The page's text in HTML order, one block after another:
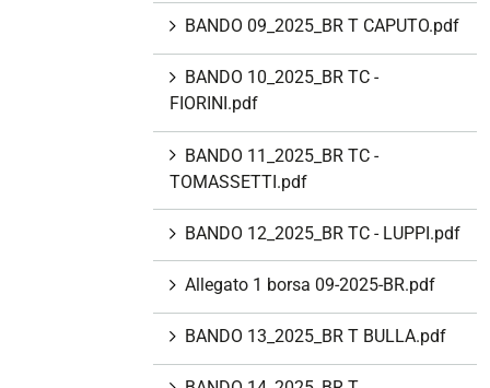
BANDO 09_2025_BR T CAPUTO.pdf
BANDO 10_2025_BR TC -
FIORINI.pdf
BANDO 11_2025_BR TC -
TOMASSETTI.pdf
BANDO 12_2025_BR TC - LUPPI.pdf
Allegato 1 borsa 09-2025-BR.pdf
BANDO 13_2025_BR T BULLA.pdf